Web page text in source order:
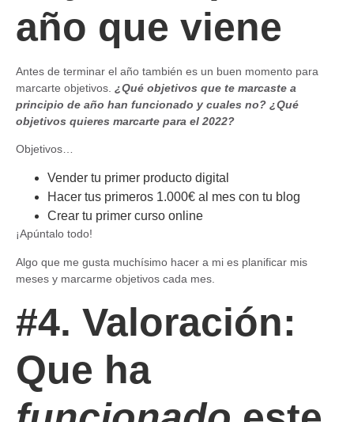
año que viene
Antes de terminar el año también es un buen momento para
marcarte objetivos. ¿Qué objetivos que te marcaste a
principio de año han funcionado y cuales no? ¿Qué
objetivos quieres marcarte para el 2022?
Objetivos…
Vender tu primer producto digital
Hacer tus primeros 1.000€ al mes con tu blog
Crear tu primer curso online
¡Apúntalo todo!
Algo que me gusta muchísimo hacer a mi es planificar mis
meses y marcarme objetivos cada mes.
#4. Valoración:
Que ha